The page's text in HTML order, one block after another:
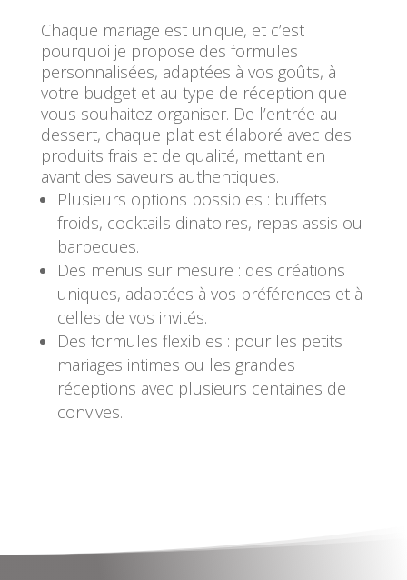
Chaque mariage est unique, et c’est
pourquoi je propose des formules
personnalisées, adaptées à vos goûts, à
votre budget et au type de réception que
vous souhaitez organiser. De l’entrée au
dessert, chaque plat est élaboré avec des
produits frais et de qualité, mettant en
avant des saveurs authentiques.
Plusieurs options possibles : buffets
froids, cocktails dinatoires, repas assis ou
barbecues.
Des menus sur mesure : des créations
uniques, adaptées à vos préférences et à
celles de vos invités.
Des formules flexibles : pour les petits
mariages intimes ou les grandes
réceptions avec plusieurs centaines de
convives.